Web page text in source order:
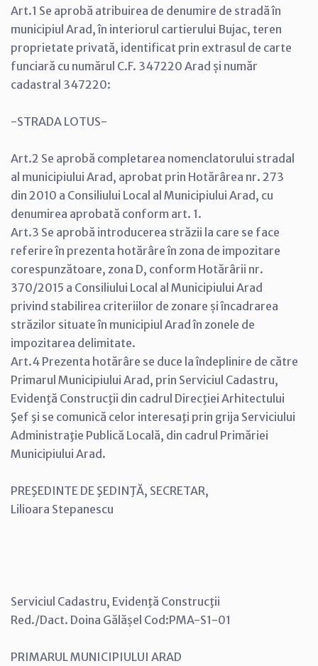
Art.1 Se aprobă atribuirea de denumire de stradă în
municipiul Arad, în interiorul cartierului Bujac, teren
proprietate privată, identificat prin extrasul de carte
funciară cu numărul C.F. 347220 Arad și număr
cadastral 347220:
-STRADA LOTUS-
Art.2 Se aprobă completarea nomenclatorului stradal
al municipiului Arad, aprobat prin Hotărârea nr. 273
din 2010 a Consiliului Local al Municipiului Arad, cu
denumirea aprobată conform art. 1.
Art.3 Se aprobă introducerea străzii la care se face
referire în prezenta hotărâre în zona de impozitare
corespunzătoare, zona D, conform Hotărârii nr.
370/2015 a Consiliului Local al Municipiului Arad
privind stabilirea criteriilor de zonare și încadrarea
străzilor situate în municipiul Arad în zonele de
impozitarea delimitate.
Art.4 Prezenta hotărâre se duce la îndeplinire de către
Primarul Municipiului Arad, prin Serviciul Cadastru,
Evidenţă Construcţii din cadrul Direcţiei Arhitectului
Şef şi se comunică celor interesaţi prin grija Serviciului
Administraţie Publică Locală, din cadrul Primăriei
Municipiului Arad.
PREŞEDINTE DE ŞEDINŢĂ, SECRETAR,
Lilioara Stepanescu
Serviciul Cadastru, Evidenţă Construcţii
Red./Dact. Doina Gălășel Cod:PMA-S1-01
PRIMARUL MUNICIPIULUI ARAD